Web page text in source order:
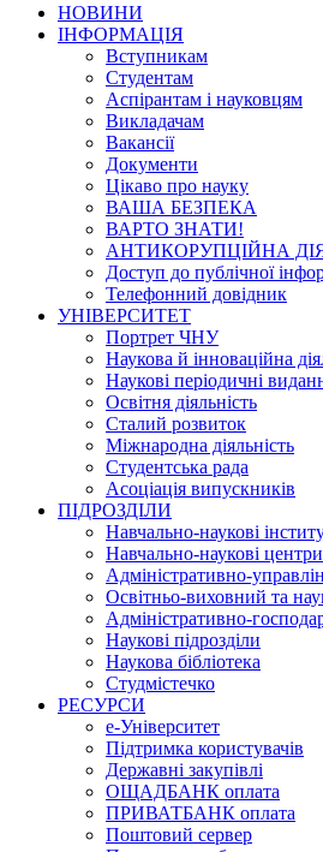
НОВИНИ
ІНФОРМАЦІЯ
Вступникам
Студентам
Аспірантам і науковцям
Викладачам
Вакансії
Документи
Цікаво про науку
ВАША БЕЗПЕКА
ВАРТО ЗНАТИ!
АНТИКОРУПЦІЙНА
Доступ до публічної
Телефонний довідник
УНІВЕРСИТЕТ
Портрет ЧНУ
Наукова й інноваційна
Наукові періодичні
Освітня діяльність
Сталий розвиток
Міжнародна діяльність
Студентська рада
Асоціація випускників
ПІДРОЗДІЛИ
Навчально-наукові
Навчально-наукові центри
Адміністративно-
Освітньо-виховний та
Адміністративно-
Наукові підрозділи
Наукова бібліотека
Студмістечко
РЕСУРСИ
е-Університет
Підтримка користувачів
Державні закупівлі
ОЩАДБАНК оплата
ПРИВАТБАНК оплата
Поштовий сервер